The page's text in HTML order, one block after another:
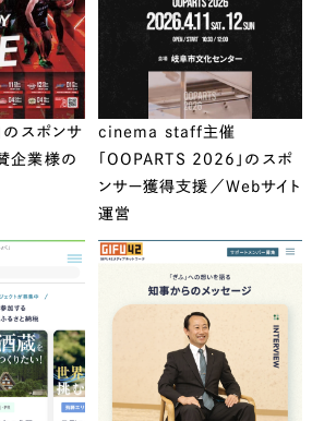
のスポンサ
企業様の
cinema staff主催
「OOPARTS 2026」のスポ
ンサー獲得支援／Webサイト
運営